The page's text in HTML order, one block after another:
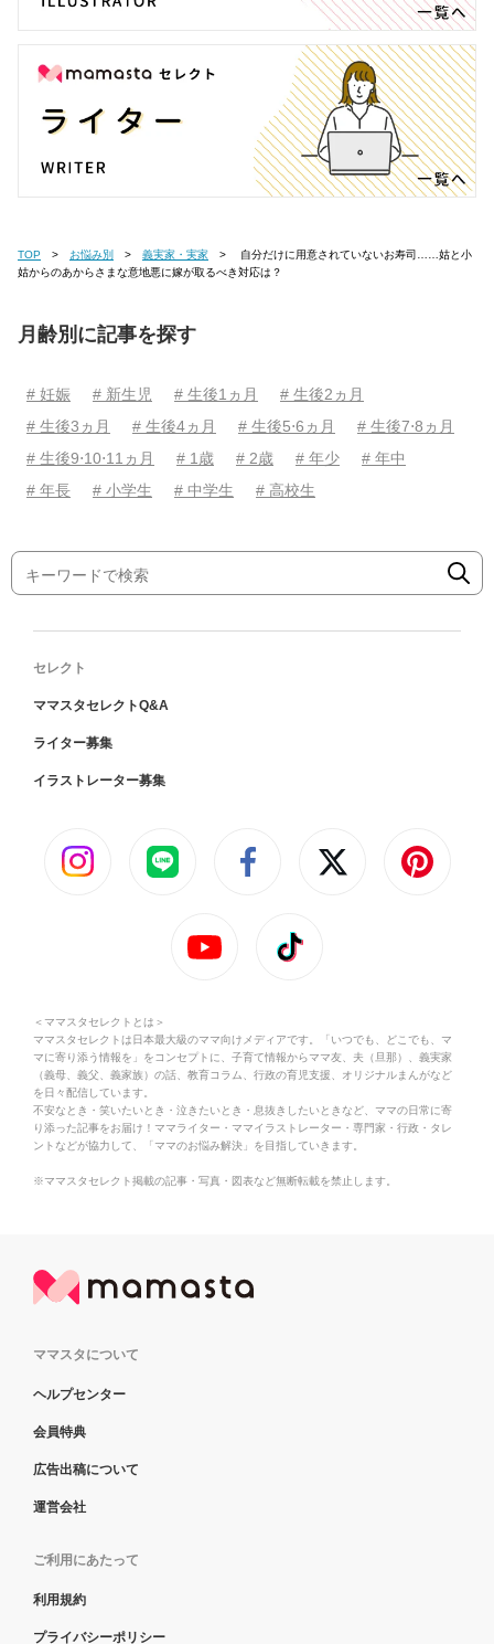
TOP お悩み別 義実家・実家
姑からのあからさまな意地悪に嫁が取るべき対応は？
月齢別に記事を探す
# 妊娠 # 新生児 # 生後1ヵ月
# 生後2ヵ月
# 生後3ヵ月
# 生後4ヵ月 # 生後5⋅6ヵ月
# 生後7⋅8ヵ月
# 生後9⋅10⋅11ヵ月
# 1歳 # 2歳 # 年少
# 年中
# 年長
# 小学生 # 中学生 # 高校生
セレクト
ママスタセレクトQ&A
ライター募集
イラストレーター募集
＜ママスタセレクトとは＞
ママスタセレクトは日本最大級のママ向けメディアです。「いつでも、どこでも、マ
マに寄り添う情報を」をコンセプトに、子育て情報からママ友、夫（旦那）、義実家
（義母、義父、義家族）の話、教育コラム、行政の育児支援、オリジナルまんがなど
を日々配信しています。
不安なとき・笑いたいとき・泣きたいとき・息抜きしたいときなど、ママの日常に寄
り添った記事をお届け！ママライター・ママイラストレーター・専門家・行政・タレ
ントなどが協力して、「ママのお悩み解決」を目指していきます。
※ママスタセレクト掲載の記事・写真・図表など無断転載を禁止します。
ママスタについて
ヘルプセンター
会員特典
広告出稿について
運営会社
ご利用にあたって
利用規約
プライバシーポリシー